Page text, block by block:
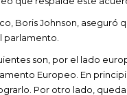
Boris Johnson,
parlamento.
son, por el lado
Europeo. En
Por otro lado,